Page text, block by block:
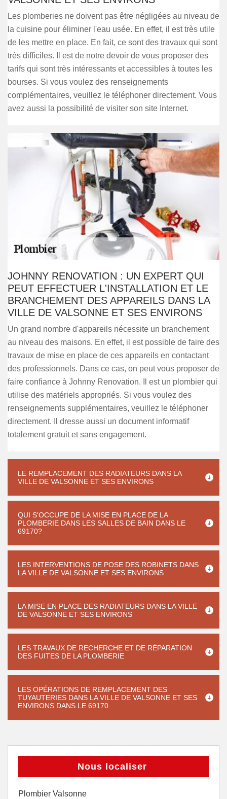
Les plomberies ne doivent pas être négligées au niveau de
la cuisine pour éliminer l'eau usée. En effet, il est très utile
de les mettre en place. En fait, ce sont des travaux qui sont
très difficiles. Il est de notre devoir de vous proposer des
tarifs qui sont très intéressants et accessibles à toutes les
bourses. Si vous voulez des renseignements
complémentaires, veuillez le téléphoner directement. Vous
avez aussi la possibilité de visiter son site Internet.
JOHNNY RENOVATION : UN EXPERT QUI
PEUT EFFECTUER L'INSTALLATION ET LE
BRANCHEMENT DES APPAREILS DANS LA
VILLE DE VALSONNE ET SES ENVIRONS
Un grand nombre d'appareils nécessite un branchement
au niveau des maisons. En effet, il est possible de faire des
travaux de mise en place de ces appareils en contactant
des professionnels. Dans ce cas, on peut vous proposer de
faire confiance à Johnny Renovation. Il est un plombier qui
utilise des matériels appropriés. Si vous voulez des
renseignements supplémentaires, veuillez le téléphoner
directement. Il dresse aussi un document informatif
totalement gratuit et sans engagement.
LE REMPLACEMENT DES RADIATEURS DANS LA
VILLE DE VALSONNE ET SES ENVIRONS
QUI S'OCCUPE DE LA MISE EN PLACE DE LA
PLOMBERIE DANS LES SALLES DE BAIN DANS LE
69170?
LES INTERVENTIONS DE POSE DES ROBINETS DANS
LA VILLE DE VALSONNE ET SES ENVIRONS
LA MISE EN PLACE DES RADIATEURS DANS LA VILLE
DE VALSONNE ET SES ENVIRONS
LES TRAVAUX DE RECHERCHE ET DE RÉPARATION
DES FUITES DE LA PLOMBERIE
LES OPÉRATIONS DE REMPLACEMENT DES
TUYAUTERIES DANS LA VILLE DE VALSONNE ET SES
ENVIRONS DANS LE 69170
Nous localiser
Plombier Valsonne